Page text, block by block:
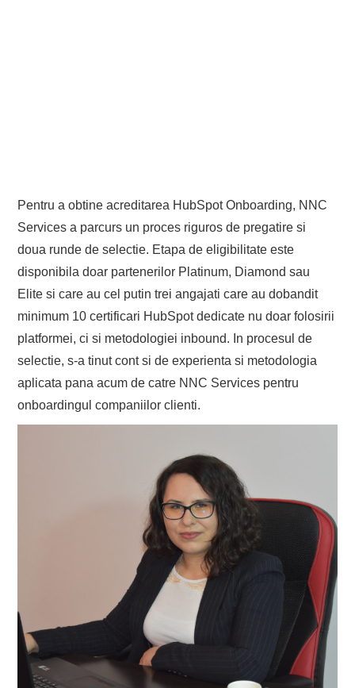
Pentru a obtine acreditarea HubSpot Onboarding, NNC
Services a parcurs un proces riguros de pregatire si
doua runde de selectie. Etapa de eligibilitate este
disponibila doar partenerilor Platinum, Diamond sau
Elite si care au cel putin trei angajati care au dobandit
minimum 10 certificari HubSpot dedicate nu doar folosirii
platformei, ci si metodologiei inbound. In procesul de
selectie, s-a tinut cont si de experienta si metodologia
aplicata pana acum de catre NNC Services pentru
onboardingul companiilor clienti.